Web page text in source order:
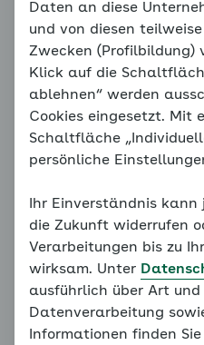
Wenn der Blutdruck in
aufregenden Momenten
unproblematisch, sofern
oder großer Freude
aber sehr häufig oder
ohne ausreichende
kann das zu einer
Wochenende oder im
Die Wirkung von
den Blutdruck ist
Zahlreiche Studien haben
zwischen Sympathikus
dafür den Stress sehr
Daten an diese
und von diesen
Zwecken (Profilbildung)
Klick auf die
ablehnen“ werden
Cookies eingesetzt. Mit
Schaltfläche
persönliche
Ihr Einverständnis
die Zukunft widerrufen
Verarbeitungen bis zu
wirksam. Unter
ausführlich über Art
Datenverarbeitung
Informationen finden